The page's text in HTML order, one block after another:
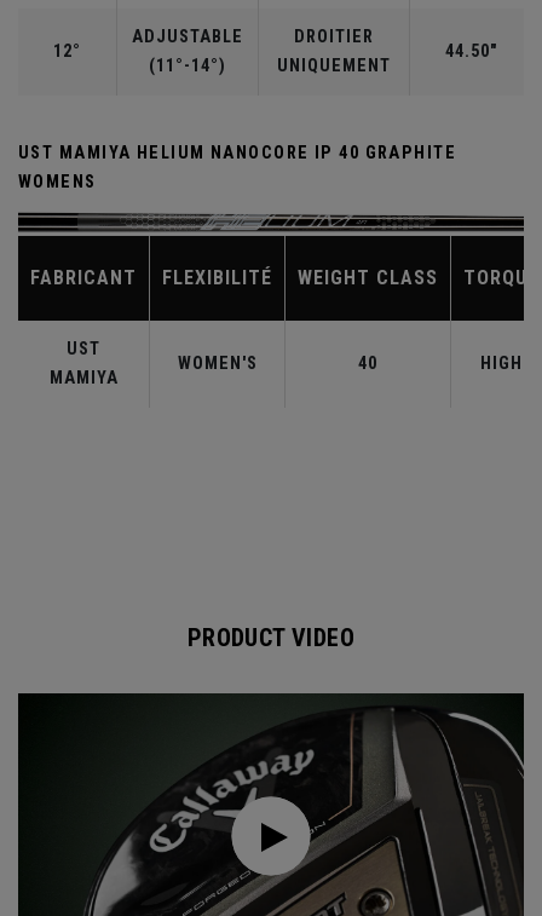
12°
ADJUSTABLE
(11°-14°)
DROITIER
UNIQUEMENT
44.50"
UST MAMIYA HELIUM NANOCORE IP 40 GRAPHITE
WOMENS
FABRICANT FLEXIBILITÉ WEIGHT CLASS TORQUE
UST
MAMIYA
WOMEN'S 40 HIGH
PRODUCT VIDEO